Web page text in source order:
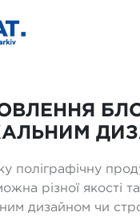
поліграфічну
різної якості та
дизайном чи